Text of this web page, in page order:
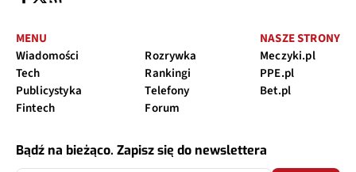
MENU
Wiadomości
Tech
Publicystyka
Fintech
Rozrywka
Rankingi
Telefony
Forum
NASZE STRONY
Meczyki.pl
PPE.pl
Bet.pl
Bądź na bieżąco. Zapisz się do newslettera